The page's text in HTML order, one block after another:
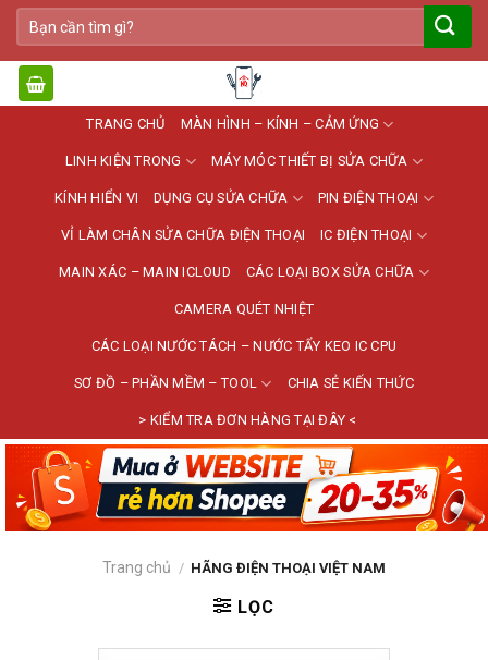
Bỏ
qua
nội
dung
Tìm
kiếm:
TRANG CHỦ MÀN HÌNH – KÍNH – CẢM ỨNG
LINH KIỆN TRONG MÁY MÓC THIẾT BỊ SỬA CHỮA
KÍNH HIỂN VI DỤNG CỤ SỬA CHỮA PIN ĐIỆN THOẠI
VỈ LÀM CHÂN SỬA CHỮA ĐIỆN THOẠI IC ĐIỆN THOẠI
MAIN XÁC – MAIN ICLOUD CÁC LOẠI BOX SỬA CHỮA
CAMERA QUÉT NHIỆT
CÁC LOẠI NƯỚC TÁCH – NƯỚC TẨY KEO IC CPU
SƠ ĐỒ – PHẦN MỀM – TOOL CHIA SẺ KIẾN THỨC
> KIỂM TRA ĐƠN HÀNG TẠI ĐÂY <
Trang chủ / HÃNG ĐIỆN THOẠI VIỆT NAM
LỌC